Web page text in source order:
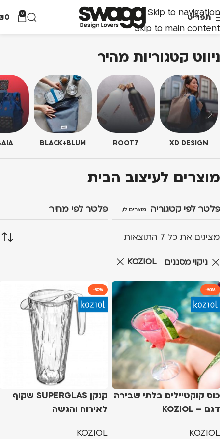
Skip to navigation
Skip to main content
תפריט 0
0
ניווט קטגוריות מהיר
XD DESIGN
ROOT7
BLACK+BLUM
מוצרים לעיצוב הבית
פלטר לפי קטגוריה מוצרים לעיצוב הביתפלטר לפי מחיר
מציגים את כל ⁦7⁩ התוצאות
ניקוי מסננים KOZIOL
-50%
כוס קוקטיילים בלתי שבירה
דגם – KOZIOL
KOZIOL
-50%
קנקן SUPERGLAS שקוף
לאירוח והגשה
KOZIOL